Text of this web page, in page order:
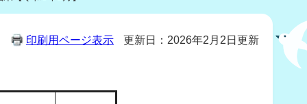
印刷用ページ表示 更新日：2026年2月2日更新